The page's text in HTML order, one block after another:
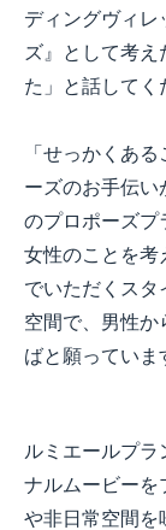
ディングヴィレ
ズ』として考
た」と話してく
「せっかくあ
ーズのお手伝い
のプロポーズプ
女性のことを考
でいただくスタ
空間で、男性か
ばと願っていま
ルミエールプ
ナルムービーを
や非日常空間を